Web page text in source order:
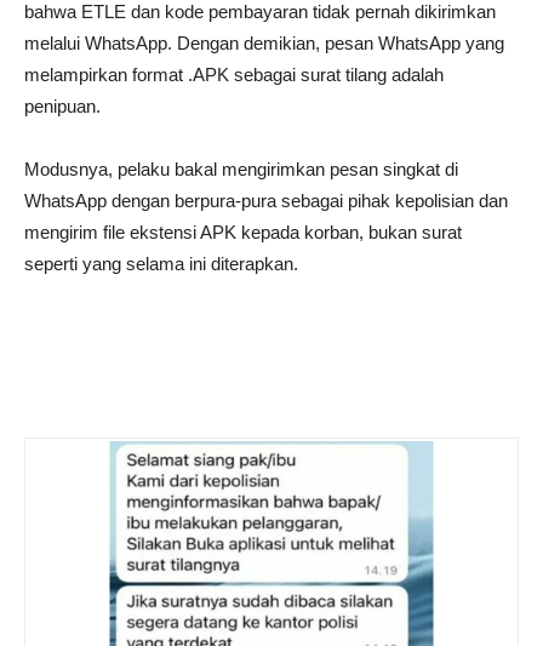
bahwa ETLE dan kode pembayaran tidak pernah dikirimkan
melalui WhatsApp. Dengan demikian, pesan WhatsApp yang
melampirkan format .APK sebagai surat tilang adalah
penipuan.
Modusnya, pelaku bakal mengirimkan pesan singkat di
WhatsApp dengan berpura-pura sebagai pihak kepolisian dan
mengirim file ekstensi APK kepada korban, bukan surat
seperti yang selama ini diterapkan.